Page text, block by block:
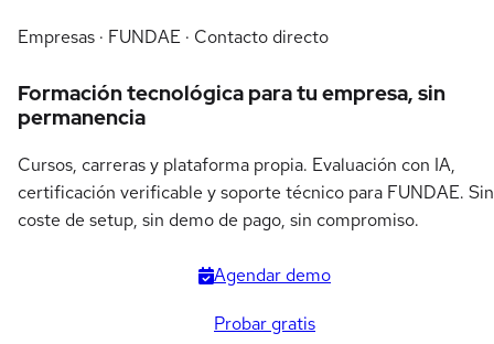
Empresas · FUNDAE · Contacto directo
Formación tecnológica para tu empresa, sin
permanencia
Cursos, carreras y plataforma propia. Evaluación con IA,
certificación verificable y soporte técnico para FUNDAE. Sin
coste de setup, sin demo de pago, sin compromiso.
Agendar demo
Probar gratis